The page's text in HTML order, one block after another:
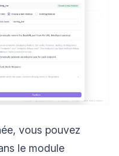
vous pouvez
le module